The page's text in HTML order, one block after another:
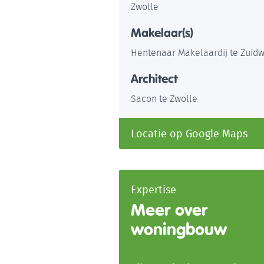
Zwolle
Makelaar(s)
Hentenaar Makelaardij te
Architect
Sacon te Zwolle
Locatie op Google Maps
Expertise
Meer over
woningbouw